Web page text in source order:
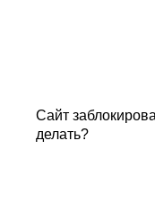
Сайт
делать?